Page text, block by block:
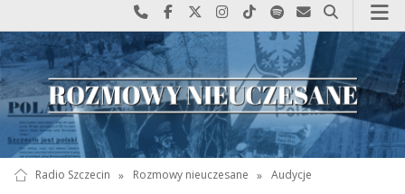
Najlepiej po prostu do nas zadzwoń
Odwiedź nas na Facebook-u
Odwiedź nas na X
Odwiedź nas na Instagram-ie
Odwiedź nas na TikTok-u
Szukaj nas na Spotify
Wyślij do nas
Szukaj
Radio Szczecin » Rozmowy nieuczesane » Audycje